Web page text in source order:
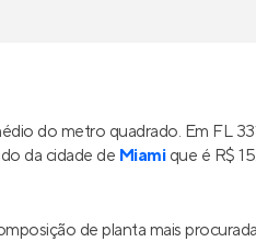
do metro quadrado. Em FL
da cidade de Miamique é R$
de planta mais